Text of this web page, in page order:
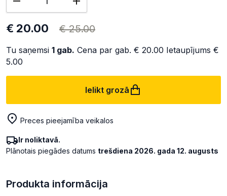
€ 20.00 € 25.00
Tu saņemsi 1 gab. Cena par gab. € 20.00 Ietaupījums €
5.00
Ielikt grozā
Preces pieejamība veikalos
Ir noliktavā.
Plānotais piegādes datums trešdiena 2026. gada 12. augusts
Produkta informācija